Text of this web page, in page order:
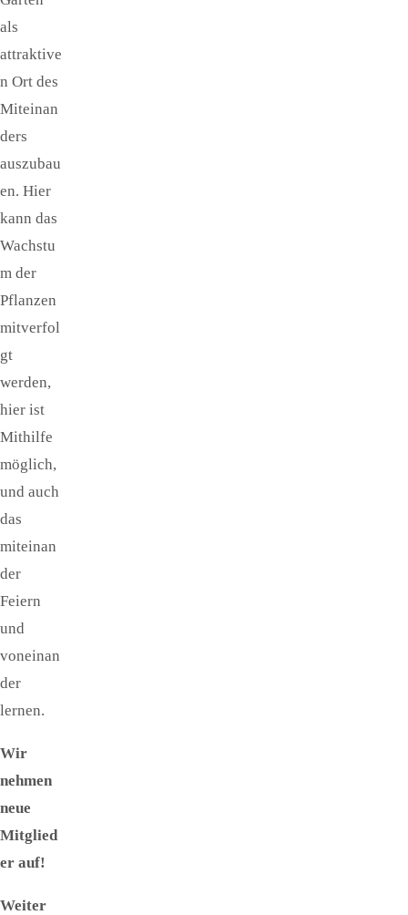
als
attraktive
n Ort des
Miteinan
ders
auszubau
en. Hier
kann das
Wachstu
m der
Pflanzen
mitverfol
gt
werden,
hier ist
Mithilfe
möglich,
und auch
das
miteinan
der
Feiern
und
voneinan
der
lernen.
Wir
nehmen
neue
Mitglied
er auf!
Weiter